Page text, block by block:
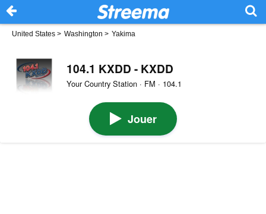
United States > Washington > Yakima
104.1 KXDD - KXDD
Your Country Station · FM · 104.1
Jouer